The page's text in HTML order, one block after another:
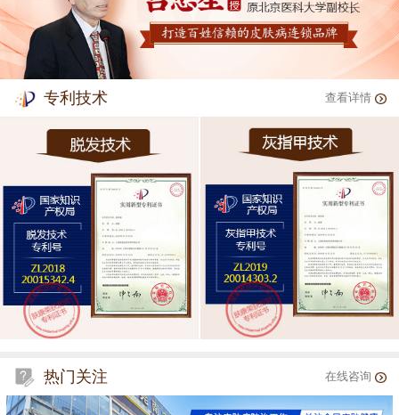
专利技术 查看详情
热门关注 在线咨询